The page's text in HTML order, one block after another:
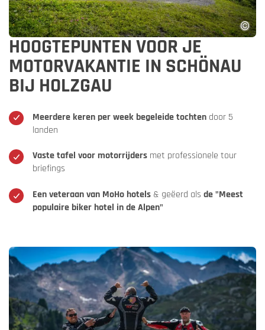
HOOGTEPUNTEN VOOR JE
MOTORVAKANTIE IN SCHÖNAU
BIJ HOLZGAU
Meerdere keren per week begeleide tochten door 5
landen
Vaste tafel voor motorrijders met professionele tour
briefings
Een veteraan van MoHo hotels & geëerd als de "Meest
populaire biker hotel in de Alpen"